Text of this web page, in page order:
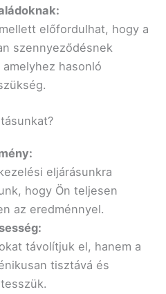
előfordulhat, hogy a
szennyeződésnek
hasonló
eljárásunkra
hogy Ön teljesen
az eredménnyel.
távolítjuk el, hanem a
tisztává és